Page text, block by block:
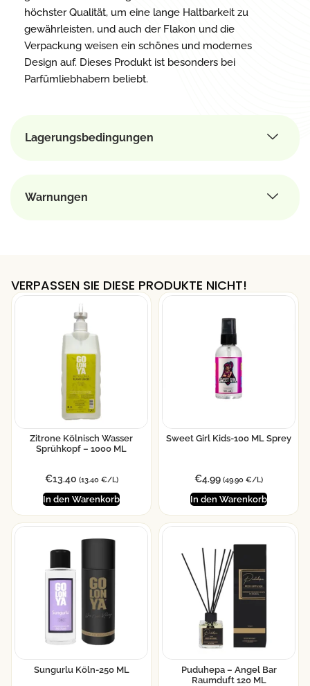
höchster Qualität, um eine lange Haltbarkeit zu
gewährleisten, und auch der Flakon und die
Verpackung weisen ein schönes und modernes
Design auf. Dieses Produkt ist besonders bei
Parfümliebhabern beliebt.
Lagerungsbedingungen
Warnungen
VERPASSEN SIE DIESE PRODUKTE NICHT!
Zitrone Kölnisch Wasser
Sprühkopf – 1000 ML
€13.40 (13.40 €/L)
In den Warenkorb
Sweet Girl Kids-100 ML Sprey
€4.99 (49.90 €/L)
In den Warenkorb
Sungurlu Köln-250 ML
Puduhepa – Angel Bar
Raumduft 120 ML